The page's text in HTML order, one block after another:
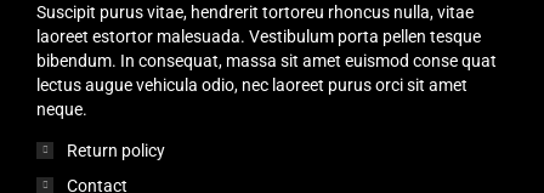
Suscipit purus vitae, hendrerit tortoreu rhoncus nulla, vitae
laoreet estortor malesuada. Vestibulum porta pellen tesque
bibendum. In consequat, massa sit amet euismod conse quat
lectus augue vehicula odio, nec laoreet purus orci sit amet
neque.
Return policy
Contact